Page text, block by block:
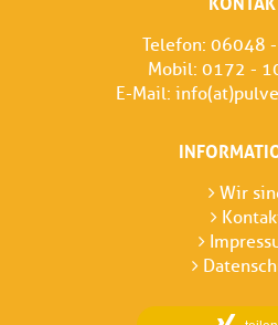
Telefon: 06048
Mobil: 0172 -
E-Mail:
Wir